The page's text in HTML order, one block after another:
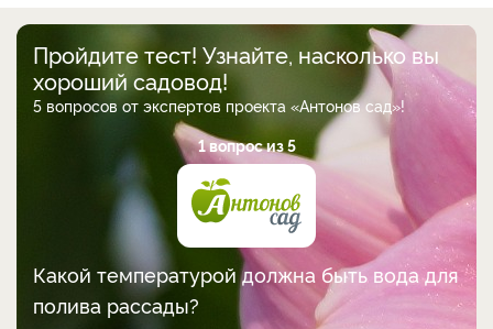
Пройдите тест! Узнайте, насколько вы
хороший садовод!
5 вопросов от экспертов проекта «Антонов сад»!
1 вопрос из 5
Какой температурой должна быть вода для
полива рассады?